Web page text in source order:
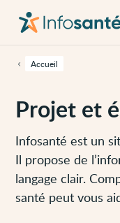
contenu
cette
navigation
Passer
aux
outils
d'accessibilité
Projet et
Infosanté est un
Il propose de
langage clair.
santé peut vous
Accueil
principale
Table des matières